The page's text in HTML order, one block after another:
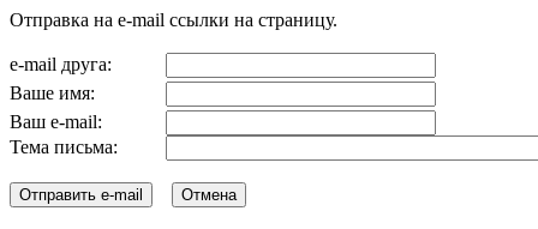
Отправка на e-mail ссылки на страницу.
e-mail друга:
Ваше имя:
Ваш e-mail:
Тема письма: